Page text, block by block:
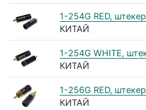
1-254G RED,
КИТАЙ
1-254G WHITE,
КИТАЙ
1-256G RED,
КИТАЙ